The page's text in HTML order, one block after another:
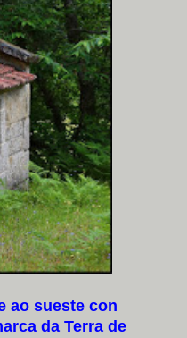
ao sueste con
da Terra de